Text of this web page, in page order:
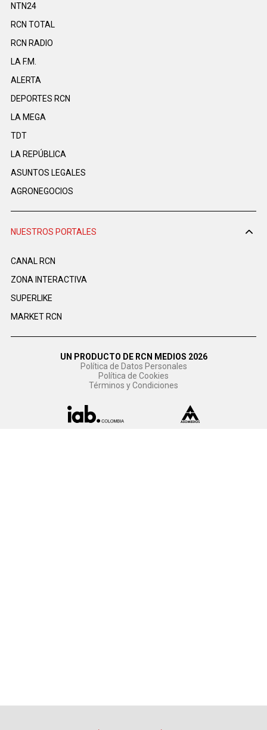
NTN24
RCN TOTAL
RCN RADIO
LA F.M.
ALERTA
DEPORTES RCN
LA MEGA
TDT
LA REPÚBLICA
ASUNTOS LEGALES
AGRONEGOCIOS
NUESTROS PORTALES
CANAL RCN
ZONA INTERACTIVA
SUPERLIKE
MARKET RCN
UN PRODUCTO DE RCN MEDIOS 2026
Política de Datos Personales
Política de Cookies
Términos y Condiciones